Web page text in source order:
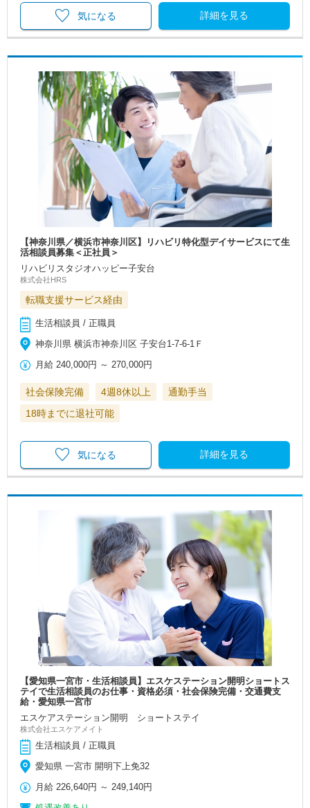
詳細を見る
気になる
【神奈川県／横浜市神奈川区】リハビリ特化型デイサービスにて生
活相談員募集＜正社員＞
リハビリスタジオハッピー子安台
株式会社HRS
転職支援サービス経由
生活相談員 / 正職員
神奈川県 横浜市神奈川区 子安台1-7-6-1Ｆ
月給 240,000円 ～270,000円
社会保険完備 4週8休以上
通勤手当
18時までに退社可能
詳細を見る
気になる
【愛知県一宮市・生活相談員】エスケステーション開明ショートス
テイで生活相談員のお仕事・資格必須・社会保険完備・交通費支
給・愛知県一宮市
エスケアステーション開明 ショートステイ
株式会社エスケアメイト
生活相談員 / 正職員
愛知県 一宮市 開明下上免32
月給 226,640円 ～249,140円